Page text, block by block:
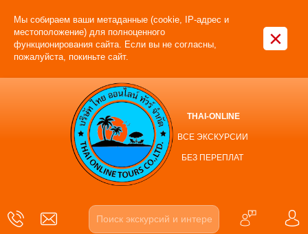
Мы собираем ваши метаданные (cookie, IP-адрес и
местоположение) для полноценного
функционирования сайта. Если вы не согласны,
пожалуйста, покиньте сайт.
×
THAI-ONLINE
ВСЕ ЭКСКУРСИИ
БЕЗ ПЕРЕПЛАТ